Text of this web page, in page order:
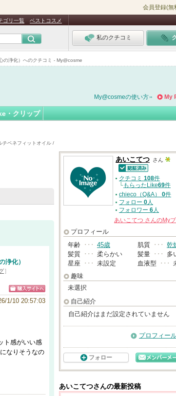
の浄化）へのクチコミ - My@cosme
会員登録(無
ゴリ一覧 ベストコスメ
私のクチコミ
My
My@cosmeの使い方
・クリップ
チベネフィットオイル /
浄化）
]
1/10 20:57:03
ト感がいい感
なりそうなの
あいこてつ さん
認証済
クチコミ 108件
└もらったLike69件
chieco（Q&A） 0件
フォロー 0人
フォロワー 6人
あいこてつ さんのMy
プロフィール
年齢 ･･･ 45歳 肌質 ･･･ 乾
髪質 ･･･ 柔らかい 髪量 ･･･
多
星座 ･･･ 未設定 血液型 ･･･
趣味
未選択
自己紹介
自己紹介はまだ設定されていません
プロフィー
フォロー
あいこてつさんの最新投稿